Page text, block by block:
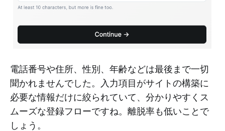
電話番号や住所、性別、年齢などは最後まで一切
聞かれませんでした。入力項目がサイトの構築に
必要な情報だけに絞られていて、分かりやすくス
ムーズな登録フローですね。離脱率も低いことで
しょう。